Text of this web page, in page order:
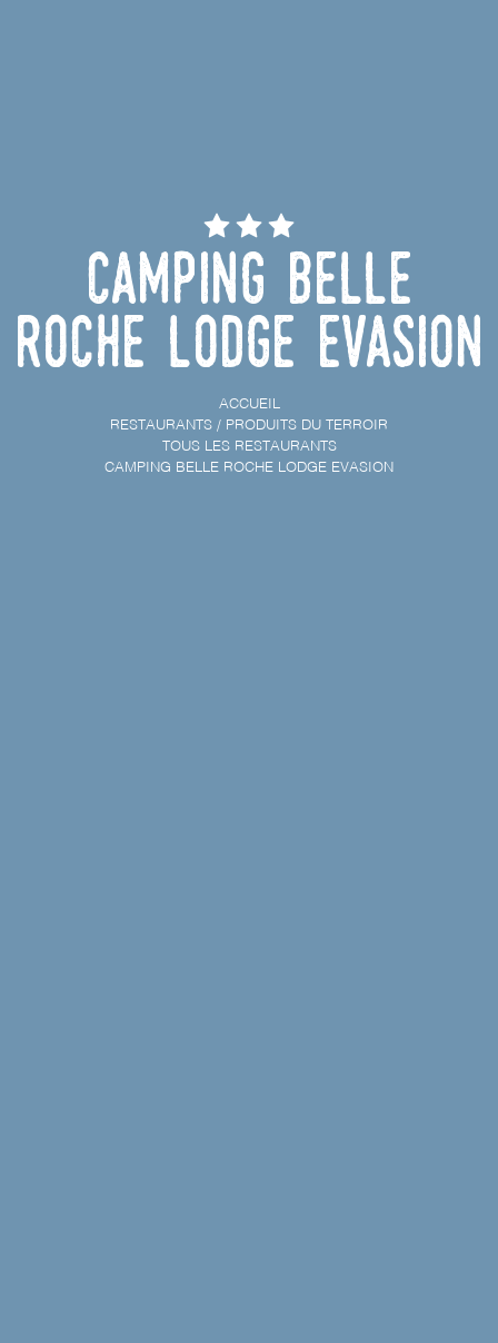
Camping Belle
Roche Lodge Evasion
ACCUEIL
RESTAURANTS / PRODUITS DU TERROIR
TOUS LES RESTAURANTS
CAMPING BELLE ROCHE LODGE EVASION